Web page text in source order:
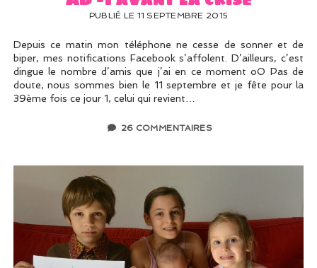
PUBLIÉ LE 11 SEPTEMBRE 2015
Depuis ce matin mon téléphone ne cesse de sonner et de
biper, mes notifications Facebook s’affolent. D’ailleurs, c’est
dingue le nombre d’amis que j’ai en ce moment oO Pas de
doute, nous sommes bien le 11 septembre et je fête pour la
39ème fois ce jour 1, celui qui revient…
26 COMMENTAIRES